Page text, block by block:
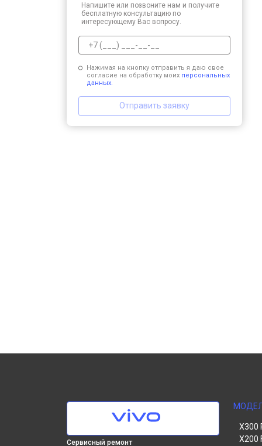
Напишите или позвоните нам и получите
бесплатную консультацию по
интересующему Вас вопросу.
Нажимая на кнопку отправить я даю свое
согласие на обработку моих персональных
данных.
Отправить заявку
Сервисный ремонт
X300
X200